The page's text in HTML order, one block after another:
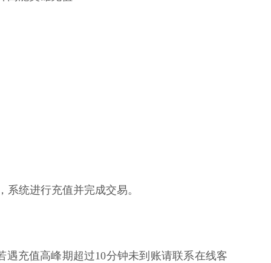
统进行充值并完成交易。
充值高峰期超过10分钟未到账请联系在线客